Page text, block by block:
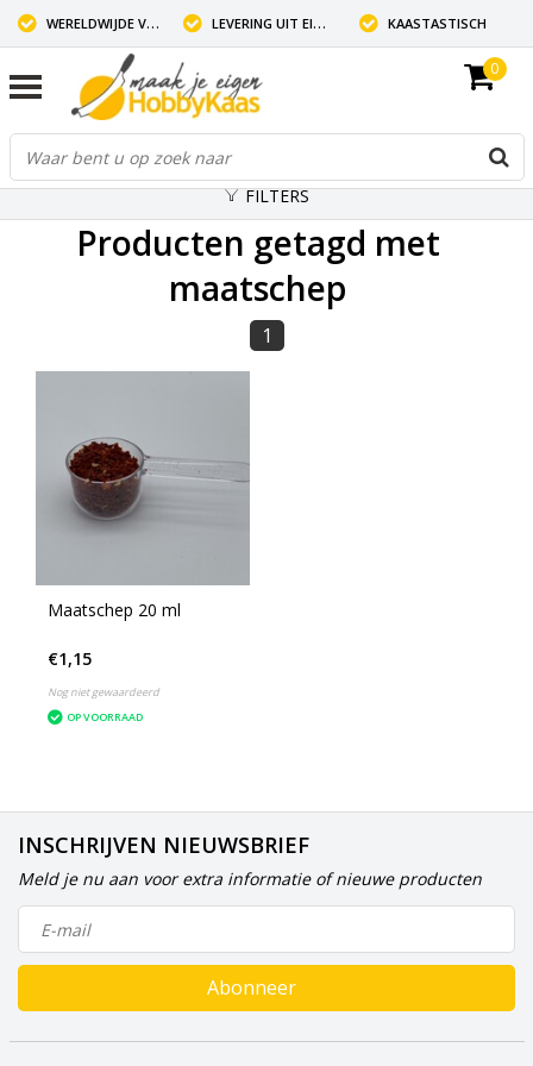
WERELDWIJDE VERZENDING LEVERING UIT EIGEN VOORRAAD KAASTASTISCH
0
FILTERS
Producten getagd met
maatschep
1
Maatschep 20 ml
€1,15
Nog niet gewaardeerd
OP VOORRAAD
INSCHRIJVEN NIEUWSBRIEF
Meld je nu aan voor extra informatie of nieuwe producten
Abonneer